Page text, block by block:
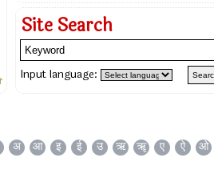
Site Search
Input language:
अ आ इ ई उ ऋ ॠ ए ऐ ओ